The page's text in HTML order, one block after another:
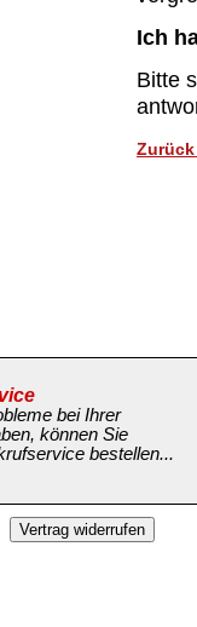
Ich
Bitte
bei Ihrer
können Sie
bestellen...